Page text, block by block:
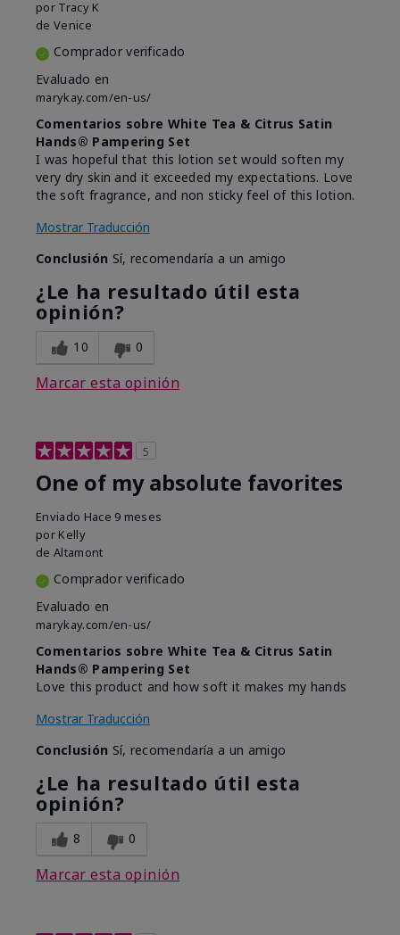
por Tracy K
de Venice
Comprador verificado
Evaluado en
marykay.com/en-us/
Comentarios sobre White Tea & Citrus Satin
Hands® Pampering Set
I was hopeful that this lotion set would soften my
very dry skin and it exceeded my expectations. Love
the soft fragrance, and non sticky feel of this lotion.
Mostrar Traducción
Conclusión Sí, recomendaría a un amigo
¿Le ha resultado útil esta
opinión?
10 0
Marcar esta opinión
5
One of my absolute favorites
Enviado Hace 9 meses
por Kelly
de Altamont
Comprador verificado
Evaluado en
marykay.com/en-us/
Comentarios sobre White Tea & Citrus Satin
Hands® Pampering Set
Love this product and how soft it makes my hands
Mostrar Traducción
Conclusión Sí, recomendaría a un amigo
¿Le ha resultado útil esta
opinión?
8 0
Marcar esta opinión